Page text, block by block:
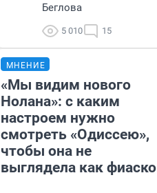
Беглова
5 010 15
МНЕНИЕ
«Мы видим нового
Нолана»: с каким
настроем нужно
смотреть «Одиссею»,
чтобы она не
выглядела как фиаско